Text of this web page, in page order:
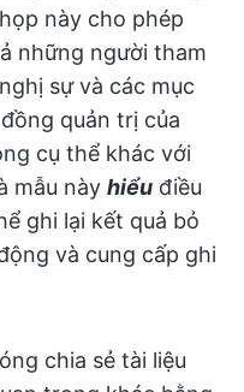
này cho phép
những người tham
sự và các mục
quản trị của
cụ thể khác với
mẫu này hiểu điều
ghi lại kết quả bỏ
và cung cấp ghi
chia sẻ tài liệu